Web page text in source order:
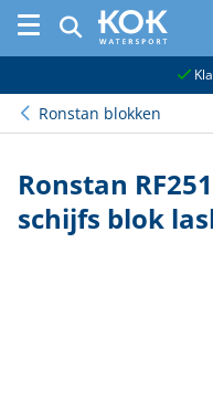
Ronstan blokken
Ronstan
schijfs blok